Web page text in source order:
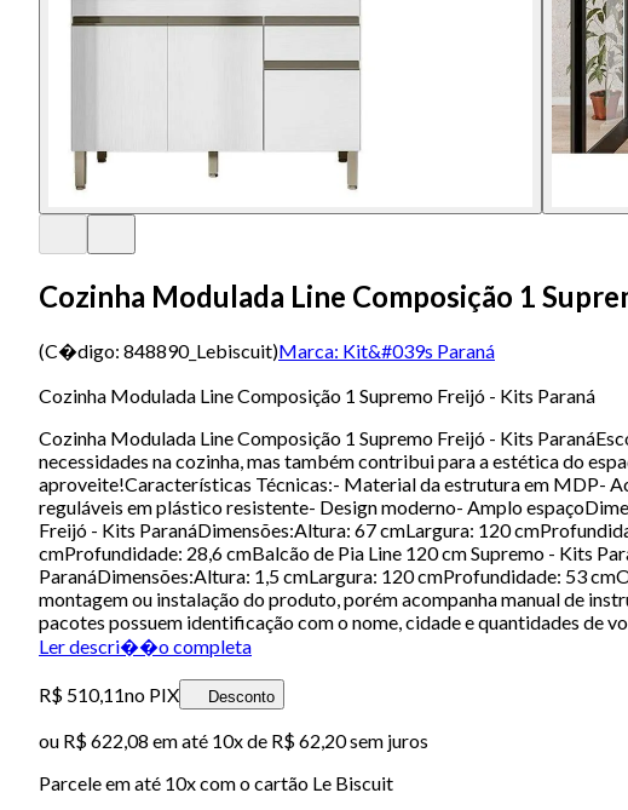
Cozinha Modulada Line Composição 1
(C�digo: 848890_Lebiscuit)Marca: Kit&#039s Paraná
Cozinha Modulada Line Composição 1 Supremo Freijó - Kits Paraná
Cozinha Modulada Line Composição 1 Supremo Freijó - Kits
necessidades na cozinha, mas também contribui para a estética do
aproveite!Características Técnicas:- Material da estrutura em MDP-
reguláveis em plástico resistente- Design moderno- Amplo
Freijó - Kits ParanáDimensões:Altura: 67 cmLargura: 120
cmProfundidade: 28,6 cmBalcão de Pia Line 120 cm Supremo - Kits
ParanáDimensões:Altura: 1,5 cmLargura: 120 cmProfundidade: 53
montagem ou instalação do produto, porém acompanha manual de
pacotes possuem identificação com o nome, cidade e quantidades de
Ler descri��o completa
R$ 510,11no PIX Desconto
ou R$ 622,08 em até 10x de R$ 62,20 sem juros
Parcele em até 10x com o cartão Le Biscuit